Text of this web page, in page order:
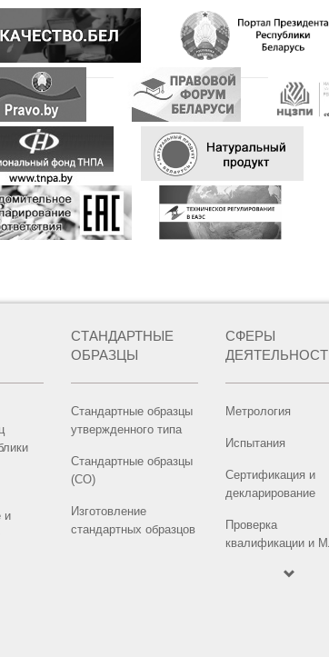
и
СТАНДАРТНЫЕ
ОБРАЗЦЫ
Стандартные образцы
утвержденного типа
Стандартные образцы
(СО)
Изготовление
стандартных образцов
СФЕРЫ
Метрология
Испытания
Сертификация и
декларирование
Проверка
квалификации и